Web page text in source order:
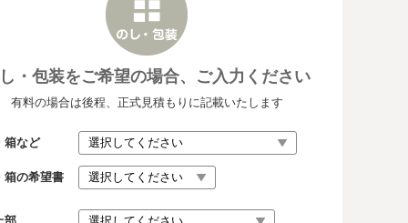
・包装をご希望の場合、ご入力ください
有料の場合は後程、正式見積もりに記載いたします
箱など
箱の希望書
部